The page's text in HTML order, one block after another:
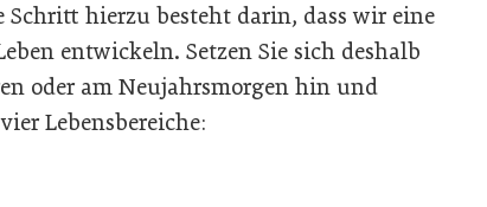
Schritt hierzu besteht darin, dass wir eine
entwickeln. Setzen Sie sich deshalb
oder am Neujahrsmorgen hin und
Lebensbereiche: